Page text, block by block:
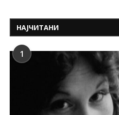
НАЈЧИТАНИ
1